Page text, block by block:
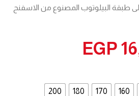
طبقة البيلوتوب المصنوع من الاسفنح
EGP
160
170
180
200